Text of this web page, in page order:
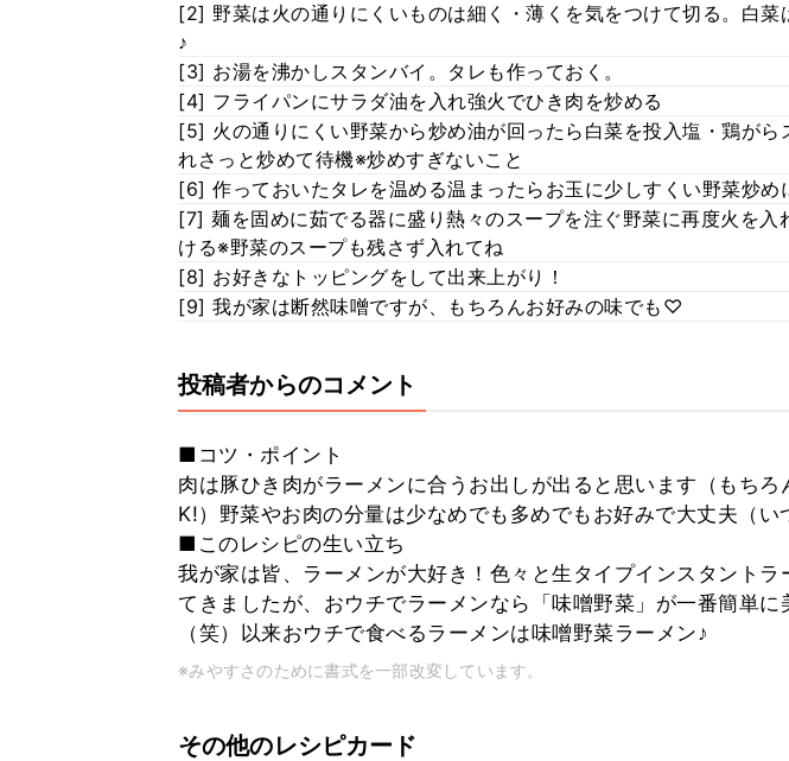
[2] 野菜は火の通りにくいものは細く・薄くを気をつけて切る。白菜
♪
[3] お湯を沸かしスタンバイ。タレも作っておく。
[4] フライパンにサラダ油を入れ強火でひき肉を炒める
[5] 火の通りにくい野菜から炒め油が回ったら白菜を投入塩・鶏がら
れさっと炒めて待機※炒めすぎないこと
[6] 作っておいたタレを温める温まったらお玉に少しすくい野菜炒め
[7] 麺を固めに茹でる器に盛り熱々のスープを注ぐ野菜に再度火を入
ける※野菜のスープも残さず入れてね
[8] お好きなトッピングをして出来上がり！
[9] 我が家は断然味噌ですが、もちろんお好みの味でも♡
投稿者からのコメント
■コツ・ポイント
肉は豚ひき肉がラーメンに合うお出しが出ると思います（もちろ
K!）野菜やお肉の分量は少なめでも多めでもお好みで大丈夫（い
■このレシピの生い立ち
我が家は皆、ラーメンが大好き！色々と生タイプインスタントラ
てきましたが、おウチでラーメンなら「味噌野菜」が一番簡単に
（笑）以来おウチで食べるラーメンは味噌野菜ラーメン♪
※みやすさのために書式を一部改変しています。
その他のレシピカード